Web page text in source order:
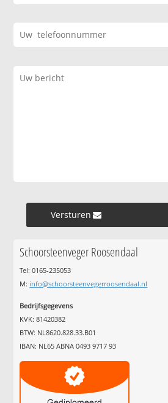
Versturen »
Schoorsteenveger Roosendaal
Tel: 0165-235053
M: info@schoorsteenvegerroosendaal.nl
Bedrijfsgegevens
KVK: 81420382
BTW: NL8620.828.33.B01
IBAN: NL65 ABNA 0493 9717 93